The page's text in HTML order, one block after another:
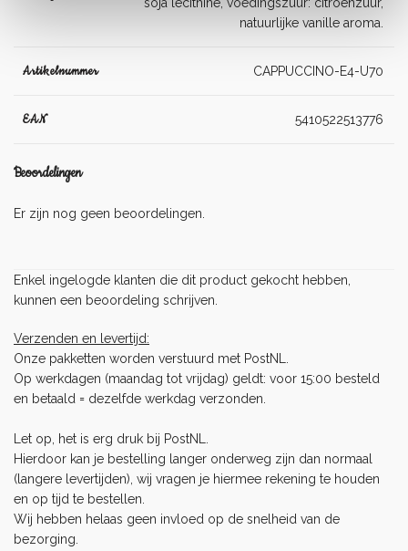
natuurlijke vanille aroma.
Artikelnummer CAPPUCCINO-E4-U70
EAN 5410522513776
Beoordelingen
Er zijn nog geen beoordelingen.
Enkel ingelogde klanten die dit product gekocht hebben,
kunnen een beoordeling schrijven.
Verzenden en levertijd:
Onze pakketten worden verstuurd met PostNL.
Op werkdagen (maandag tot vrijdag) geldt: voor 15:00 besteld
en betaald = dezelfde werkdag verzonden.
Let op, het is erg druk bij PostNL.
Hierdoor kan je bestelling langer onderweg zijn dan normaal
(langere levertijden), wij vragen je hiermee rekening te houden
en op tijd te bestellen.
Wij hebben helaas geen invloed op de snelheid van de
bezorging.